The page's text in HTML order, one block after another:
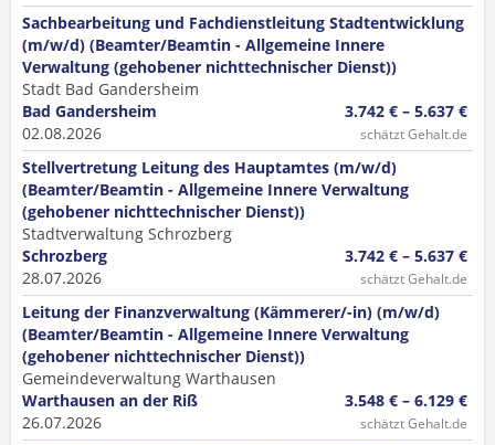
Sachbearbeitung und Fachdienstleitung Stadtentwicklung
(m/w/d) (Beamter/Beamtin - Allgemeine Innere
Verwaltung (gehobener nichttechnischer Dienst))
Stadt Bad Gandersheim
Bad Gandersheim
02.08.2026
3.742 € – 5.637 €
schätzt Gehalt.de
Stellvertretung Leitung des Hauptamtes (m/w/d)
(Beamter/Beamtin - Allgemeine Innere Verwaltung
(gehobener nichttechnischer Dienst))
Stadtverwaltung Schrozberg
Schrozberg
28.07.2026
3.742 € – 5.637 €
schätzt Gehalt.de
Leitung der Finanzverwaltung (Kämmerer/-in) (m/w/d)
(Beamter/Beamtin - Allgemeine Innere Verwaltung
(gehobener nichttechnischer Dienst))
Gemeindeverwaltung Warthausen
Warthausen an der Riß
26.07.2026
3.548 € – 6.129 €
schätzt Gehalt.de